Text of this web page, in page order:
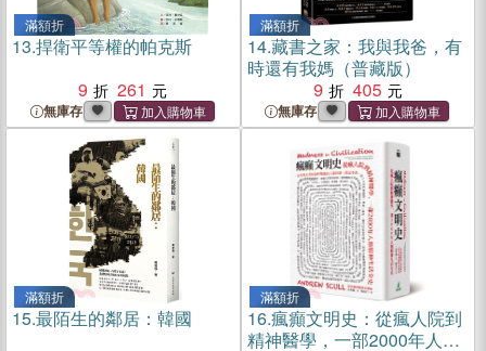
滿額折
13.捍衛平等權的帕克斯
9
261
無庫存
滿額折
14.藏書之家：我與我爸，有
時還有我媽（普藏版）
9
405
無庫存
滿額折
15.最陌生的鄰居：韓國
滿額折
16.瘋癲文明史：從瘋人院到
精神醫學，一部2000年人類